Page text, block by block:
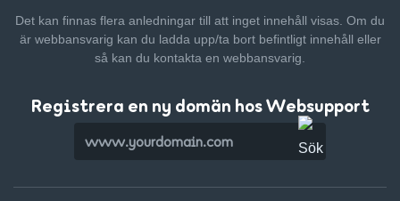
Det kan finnas flera anledningar till att inget innehåll visas. Om du
är webbansvarig kan du ladda upp/ta bort befintligt innehåll eller
så kan du kontakta en webbansvarig.
Registrera en ny domän hos Websupport